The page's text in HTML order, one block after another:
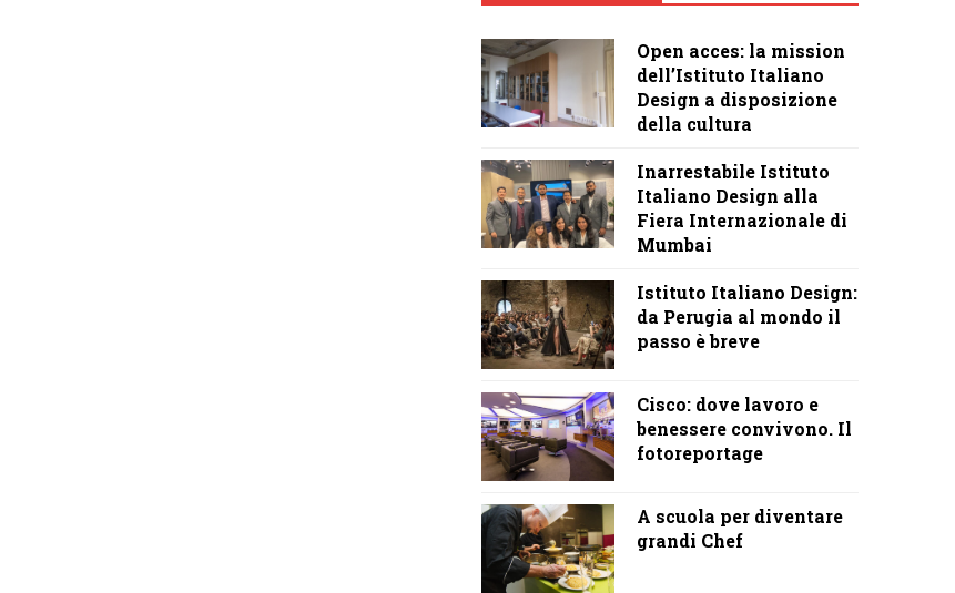
Open acces: la mission
dell’Istituto Italiano
Design a disposizione
della cultura
Inarrestabile Istituto
Italiano Design alla
Fiera Internazionale di
Mumbai
Istituto Italiano Design:
da Perugia al mondo il
passo è breve
Cisco: dove lavoro e
benessere convivono. Il
fotoreportage
A scuola per diventare
grandi Chef